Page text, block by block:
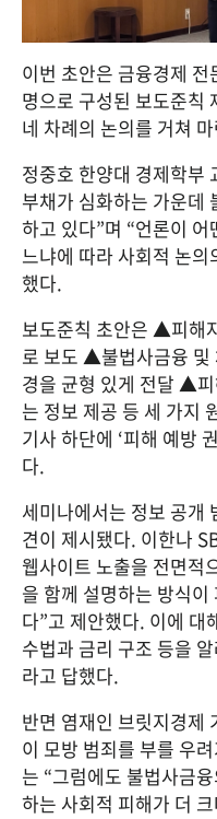
이번 초안은 금융경제
명으로 구성된 보도준칙
네 차례의 논의를 거쳐
정중호 한양대 경제학부
부채가 심화하는 가운데
하고 있다”며 “언론이
느냐에 따라 사회적 논
했다.
보도준칙 초안은 ▲피해
로 보도 ▲불법사금융 및
경을 균형 있게 전달 ▲
는 정보 제공 등 세 가지
기사 하단에 ‘피해 예방
다.
세미나에서는 정보 공개
견이 제시됐다. 이한나
웹사이트 노출을 전면적
을 함께 설명하는 방식
다”고 제안했다. 이에 대
수법과 금리 구조 등을
라고 답했다.
반면 염재인 브릿지경제
이 모방 범죄를 부를 우
는 “그럼에도 불법사금
하는 사회적 피해가 더